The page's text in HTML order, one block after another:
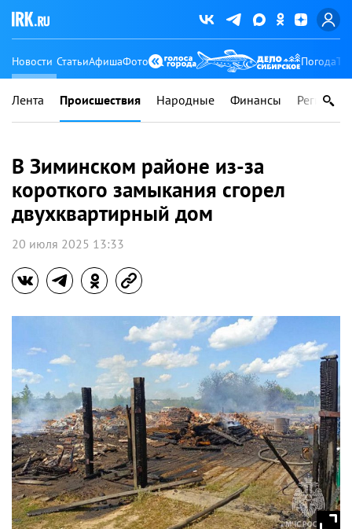
Новости СтатьиАфишаФото Погода
Лента Происшествия Народные Финансы Регионы
В Зиминском районе из-за
короткого замыкания сгорел
двухквартирный дом
20 июля 2025 13:33